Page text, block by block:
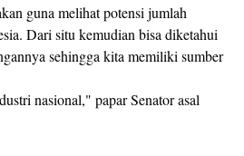
guna melihat potensi jumlah
Dari situ kemudian bisa diketahui
sehingga kita memiliki sumber
nasional," papar Senator asal